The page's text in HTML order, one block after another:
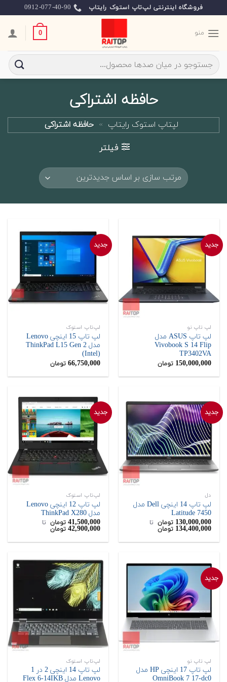
to
content
فروشگاه اینترنتی لپ‌تاپ استوک رایتاپ 0912-077-40-90
منو 0
جستجو
برای:
حافظه اشتراکی
لپتاپ استوک رایتاپ » حافظه اشتراکی
فیلتر
جدید
لپ تاپ نو
لپ تاپ ASUS مدل
Vivobook S 14 Flip
TP3402VA
150,000,000 تومان
جدید
لپ‌تاپ استوک
لپ تاپ 15 اینچی Lenovo
مدل ThinkPad L15 Gen 2
(Intel)
66,750,000 تومان
جدید
دل
لپ تاپ 14 اینچی Dell مدل
Latitude 7450
130,000,000 تومان ‌ تا ‌
134,400,000 تومان
جدید
لپ‌تاپ استوک
لپ تاپ 12 اینچی Lenovo
مدل ThinkPad X280
41,500,000 تومان ‌ تا ‌
42,900,000 تومان
جدید
لپ تاپ نو
لپ تاپ 17 اینچی HP مدل
OmniBook 7 17-dc0
لپ‌تاپ استوک
لپ تاپ 14 اینچی 2 در 1
Lenovo مدل Flex 6-14IKB